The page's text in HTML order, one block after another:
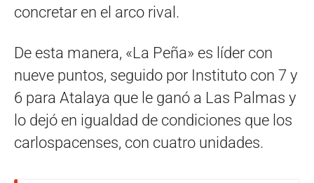
concretar en el arco rival.
De esta manera, «La Peña» es líder con
nueve puntos, seguido por Instituto con 7 y
6 para Atalaya que le ganó a Las Palmas y
lo dejó en igualdad de condiciones que los
carlospacenses, con cuatro unidades.